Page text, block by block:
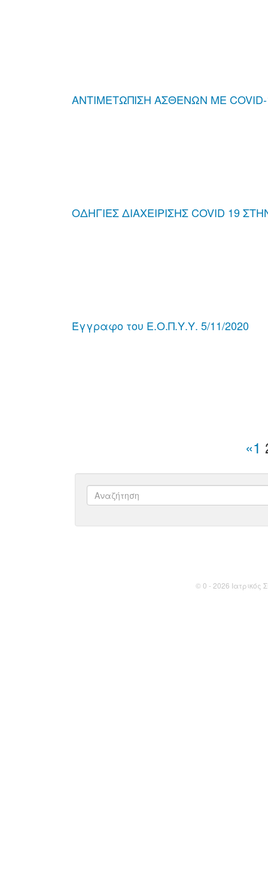
ΑΝΤΙΜΕΤΩΠΙΣΗ ΑΣΘΕΝΩΝ ΜΕ COVID-
ΟΔΗΓΙΕΣ ΔΙΑΧΕΙΡΙΣΗΣ COVID 19
Έγγραφο του Ε.Ο.Π.Υ.Υ. 5/11/2020
«1
© 0 - 2026 Ιατρικός